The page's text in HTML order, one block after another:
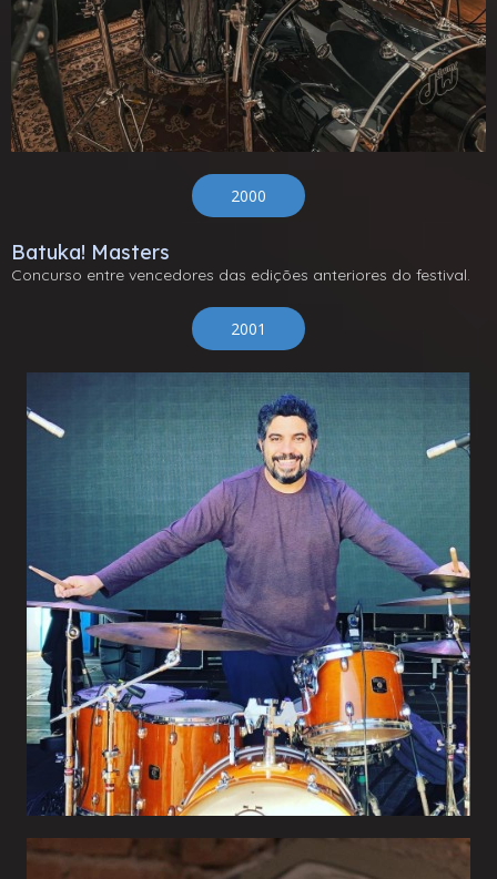
2000
Batuka! Masters
Concurso entre vencedores das edições anteriores do festival.
2001